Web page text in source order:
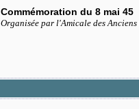
Commémoration du 8 mai 45
Organisée par l'Amicale des